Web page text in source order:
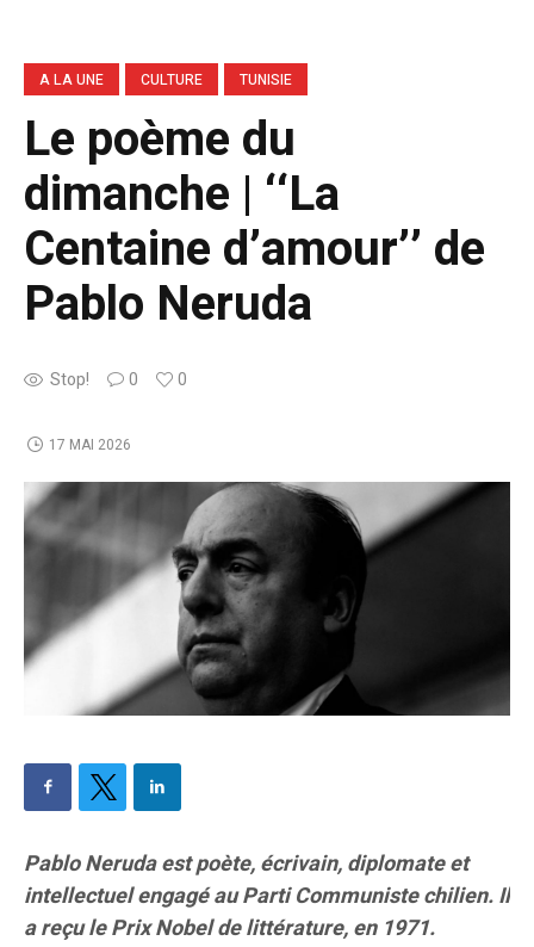
A LA UNE CULTURE TUNISIE
Le poème du
dimanche | ‘‘La
Centaine d’amour’’ de
Pablo Neruda
Stop! 0 0
17 MAI 2026
Pablo Neruda est poète, écrivain, diplomate et
intellectuel engagé au Parti Communiste chilien. Il
a reçu le Prix Nobel de littérature, en 1971.